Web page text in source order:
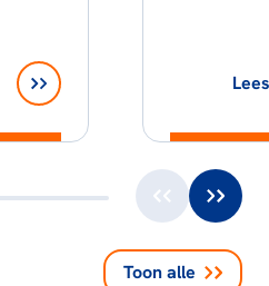
Toon alle